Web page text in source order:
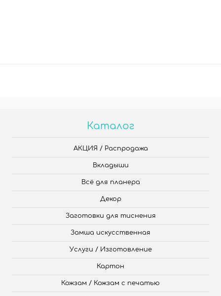
Каталог
АКЦИЯ / Распродажа
Вкладыши
Всё для планера
Декор
Заготовки для тиснения
Замша искусственная
Услуги / Изготовление
Картон
Кожзам / Кожзам с печатью